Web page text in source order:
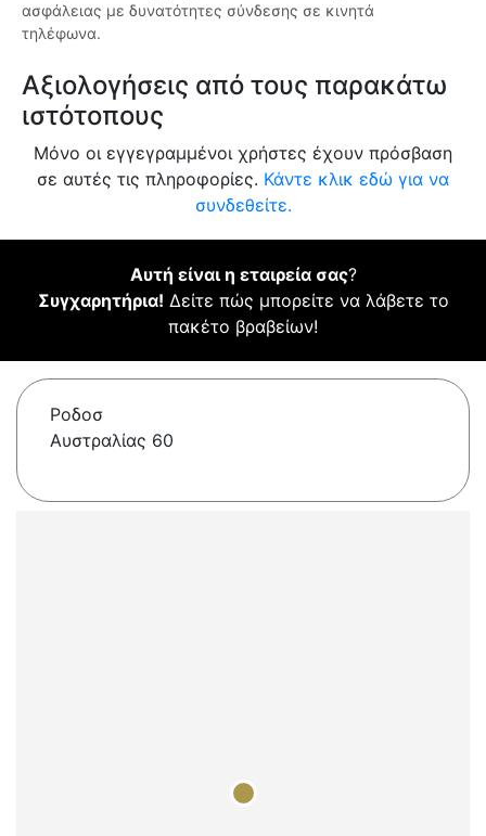
ασφάλειας με δυνατότητες σύνδεσης σε κινητά
τηλέφωνα.
Αξιολογήσεις από τους παρακάτω
ιστότοπους
Μόνο οι εγγεγραμμένοι χρήστες έχουν πρόσβαση
σε αυτές τις πληροφορίες. Κάντε κλικ εδώ για να
συνδεθείτε.
Αυτή είναι η εταιρεία σας?
Συγχαρητήρια! Δείτε πώς μπορείτε να λάβετε το
πακέτο βραβείων!
Ροδοσ
Αυστραλίας 60